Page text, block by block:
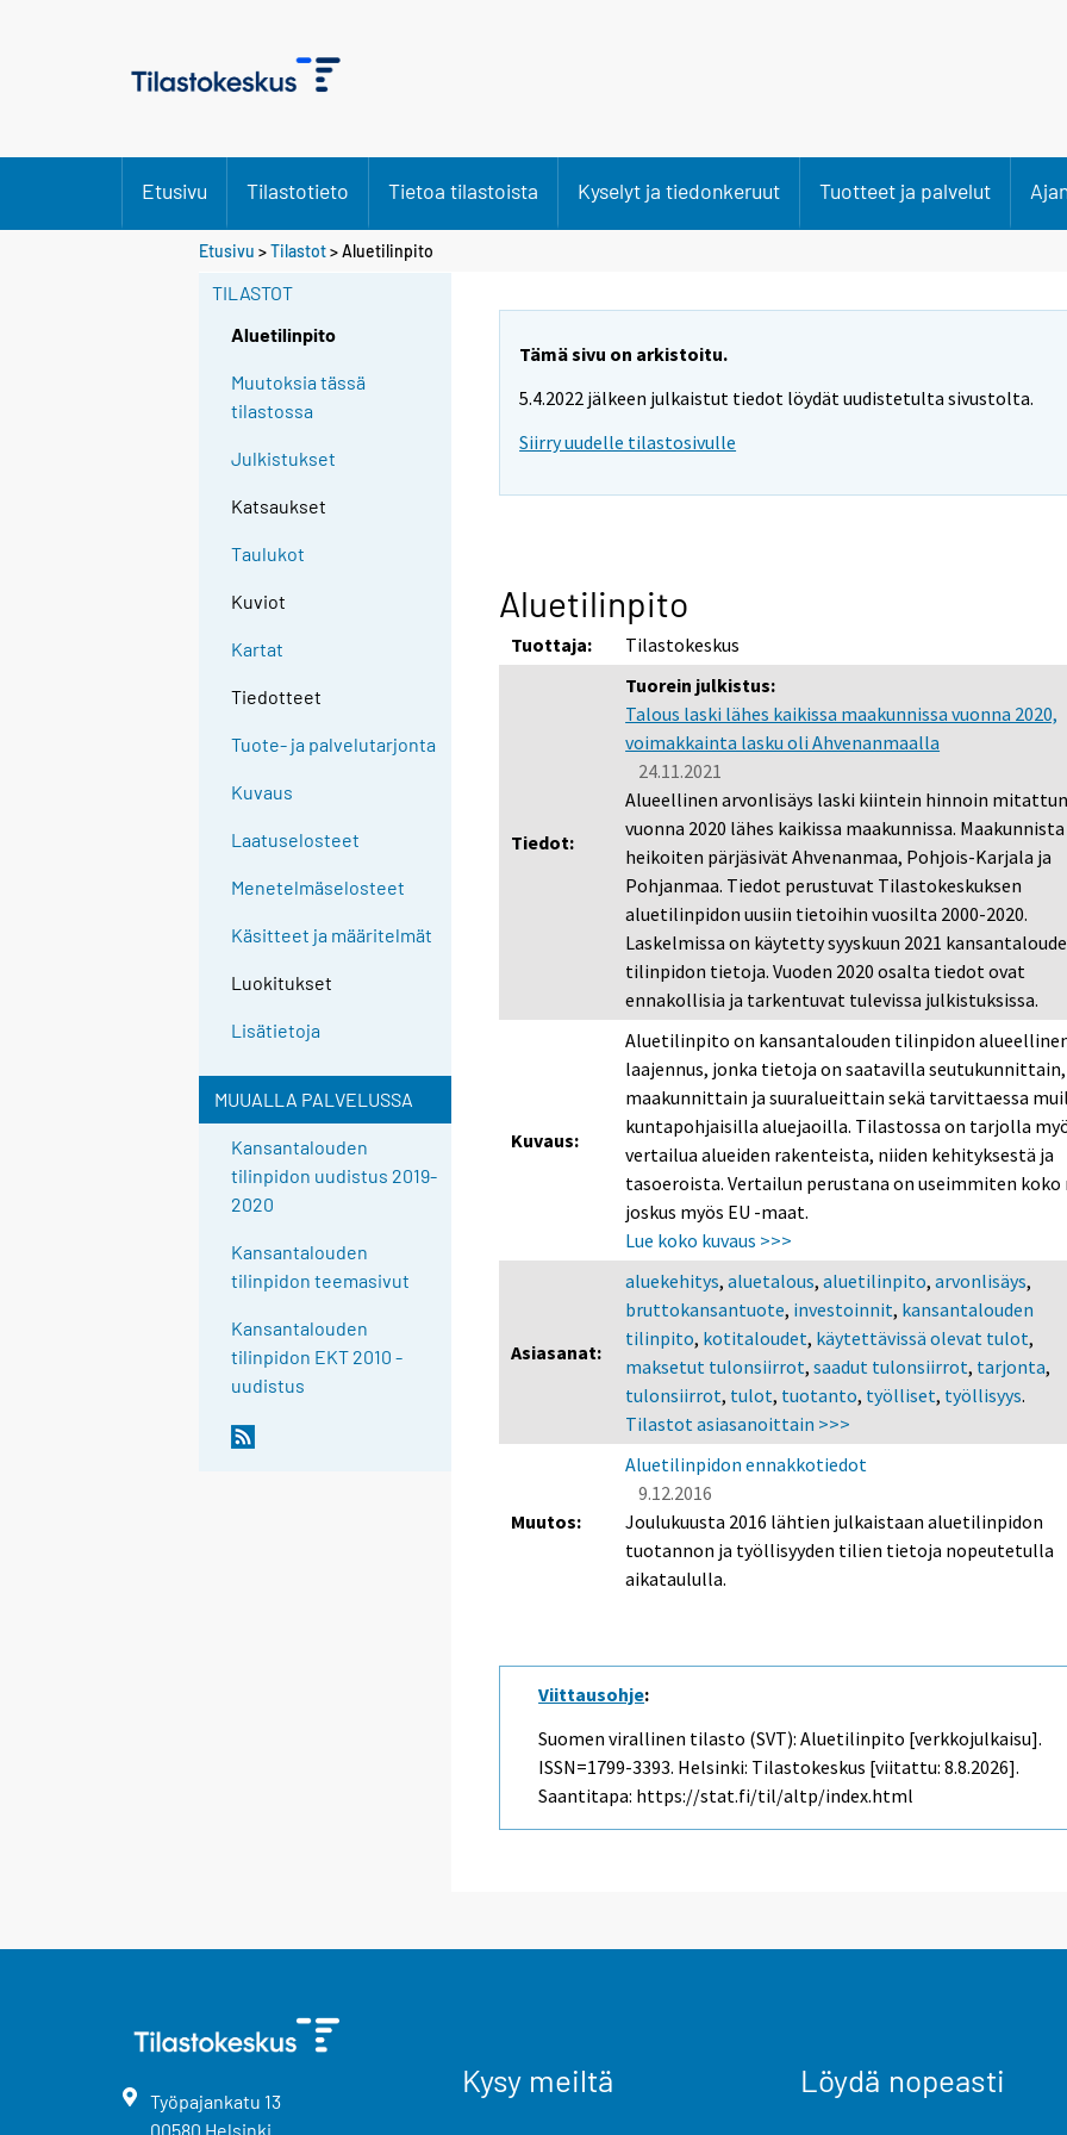
Etusivu Tilastotieto Tietoa tilastoista Kyselyt ja tiedonkeruut Tuotteet ja palvelut
Etusivu >Tilastot> Aluetilinpito
TILASTOT
Aluetilinpito
Muutoksia tässä
tilastossa
Julkistukset
Katsaukset
Taulukot
Kuviot
Kartat
Tiedotteet
Tuote- ja palvelutarjonta
Kuvaus
Laatuselosteet
Menetelmäselosteet
Käsitteet ja määritelmät
Luokitukset
Lisätietoja
MUUALLA PALVELUSSA
Kansantalouden
tilinpidon uudistus 2019-
2020
Kansantalouden
tilinpidon teemasivut
Kansantalouden
tilinpidon EKT 2010 -
uudistus
Tämä sivu on arkistoitu.
5.4.2022 jälkeen julkaistut tiedot löydät uudistetulta sivustolta.
Siirry uudelle tilastosivulle
Aluetilinpito
Tuottaja: Tilastokeskus
Tiedot:
Tuorein julkistus:
Talous laski lähes kaikissa maakunnissa vuonna 2020,
voimakkainta lasku oli Ahvenanmaalla
24.11.2021
Alueellinen arvonlisäys laski kiintein hinnoin
vuonna 2020 lähes kaikissa maakunnissa. Maakunnista
heikoiten pärjäsivät Ahvenanmaa, Pohjois-Karjala ja
Pohjanmaa. Tiedot perustuvat Tilastokeskuksen
aluetilinpidon uusiin tietoihin vuosilta 2000-2020.
Laskelmissa on käytetty syyskuun 2021
tilinpidon tietoja. Vuoden 2020 osalta tiedot ovat
ennakollisia ja tarkentuvat tulevissa julkistuksissa.
Kuvaus:
Aluetilinpito on kansantalouden tilinpidon
laajennus, jonka tietoja on saatavilla seutukunnittain,
maakunnittain ja suuralueittain sekä tarvittaessa
kuntapohjaisilla aluejaoilla. Tilastossa on tarjolla
vertailua alueiden rakenteista, niiden kehityksestä ja
tasoeroista. Vertailun perustana on useimmiten koko
joskus myös EU -maat.
Lue koko kuvaus >>>
Asiasanat:
aluekehitys,aluetalous,aluetilinpito,arvonlisäys,
bruttokansantuote, investoinnit, kansantalouden
tilinpito, kotitaloudet, käytettävissä olevat tulot,
maksetut tulonsiirrot,saadut tulonsiirrot, tarjonta,
tulonsiirrot, tulot, tuotanto, työlliset, työllisyys.
Tilastot asiasanoittain >>>
Muutos:
Aluetilinpidon ennakkotiedot
9.12.2016
Joulukuusta 2016 lähtien julkaistaan aluetilinpidon
tuotannon ja työllisyyden tilien tietoja nopeutetulla
aikataululla.
Viittausohje:
Suomen virallinen tilasto (SVT): Aluetilinpito [verkkojulkaisu].
ISSN=1799-3393. Helsinki: Tilastokeskus [viitattu: 8.8.2026].
Saantitapa: https://stat.fi/til/altp/index.html
Työpajankatu 13
00580 Helsinki
Kysy meiltä Löydä nopeasti